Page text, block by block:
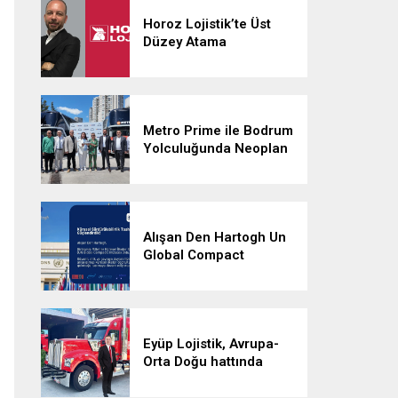
Horoz Lojistik’te Üst
Düzey Atama
Metro Prime ile Bodrum
Yolculuğunda Neoplan
Alışan Den Hartogh Un
Global Compact
Eyüp Lojistik, Avrupa-
Orta Doğu hattında